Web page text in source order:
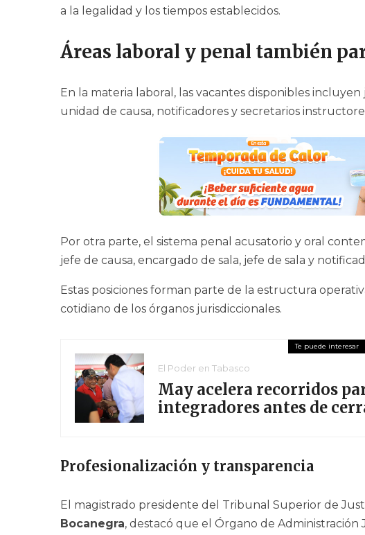
a la legalidad y los tiempos establecidos.
Áreas laboral y penal también
En la materia laboral, las vacantes disponibles
unidad de causa, notificadores y secretarios
Por otra parte, el sistema penal acusatorio y oral
jefe de causa, encargado de sala, jefe de sala y
Estas posiciones forman parte de la estructura
cotidiano de los órganos jurisdiccionales.
El Poder en Tabasco
May acelera recorridos
integradores antes de
Profesionalización y transparencia
El magistrado presidente del Tribunal Superior de
Bocanegra, destacó que el Órgano de